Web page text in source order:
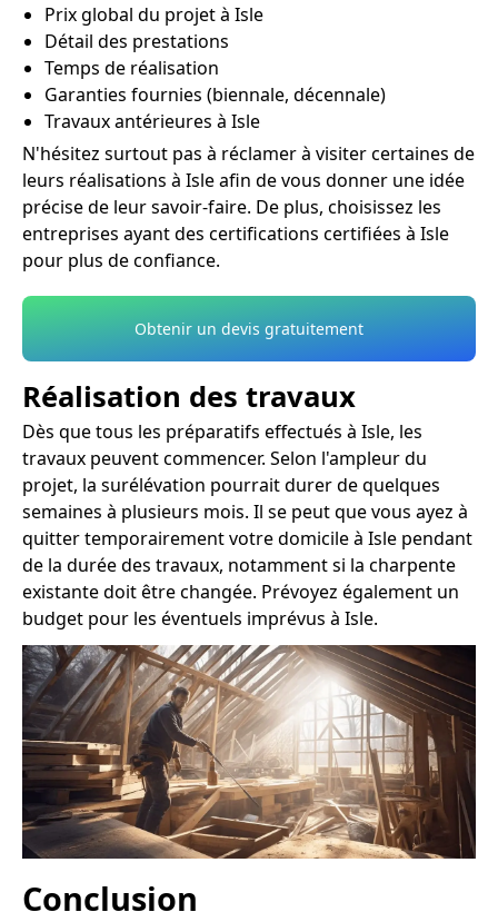
Prix global du projet à Isle
Détail des prestations
Temps de réalisation
Garanties fournies (biennale, décennale)
Travaux antérieures à Isle
N'hésitez surtout pas à réclamer à visiter certaines de
leurs réalisations à Isle afin de vous donner une idée
précise de leur savoir-faire. De plus, choisissez les
entreprises ayant des certifications certifiées à Isle
pour plus de confiance.
Obtenir un devis gratuitement
Réalisation des travaux
Dès que tous les préparatifs effectués à Isle, les
travaux peuvent commencer. Selon l'ampleur du
projet, la surélévation pourrait durer de quelques
semaines à plusieurs mois. Il se peut que vous ayez à
quitter temporairement votre domicile à Isle pendant
de la durée des travaux, notamment si la charpente
existante doit être changée. Prévoyez également un
budget pour les éventuels imprévus à Isle.
Conclusion